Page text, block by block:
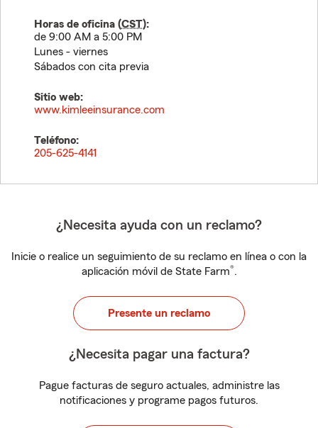
Horas de oficina (CST):
de 9:00 AM a 5:00 PM
Lunes - viernes
Sábados con cita previa
Sitio web:
www.kimleeinsurance.com
Teléfono:
205-625-4141
¿Necesita ayuda con un reclamo?
Inicie o realice un seguimiento de su reclamo en línea o con la
aplicación móvil de State Farm®.
Presente un reclamo
¿Necesita pagar una factura?
Pague facturas de seguro actuales, administre las
notificaciones y programe pagos futuros.